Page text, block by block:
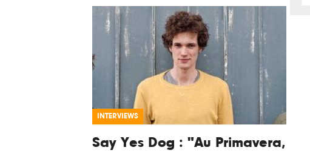
INTERVIEWS
Say Yes Dog : "Au Primavera,